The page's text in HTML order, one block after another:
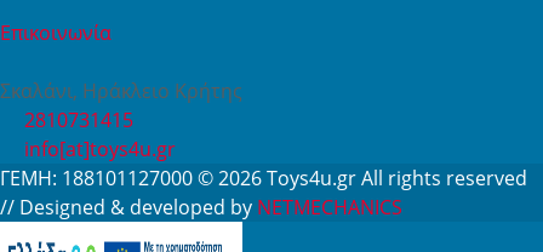
Επικοινωνία
Σκαλάνι, Ηράκλειο Κρήτης
2810731415
info[at]toys4u.gr
ΓΕΜΗ: 188101127000 © 2026Toys4u.grAll rights reserved
// Designed & developed by NETMECHANICS